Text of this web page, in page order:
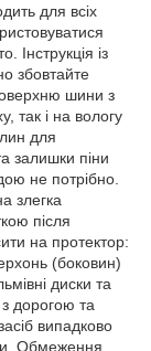
для всіх
Інструкція із
збовтайте
шини з
так і на вологу
для
залишки піни
не потрібно.
злегка
після
на протектор:
(боковин)
диски та
дорогою та
випадково
Обмеження